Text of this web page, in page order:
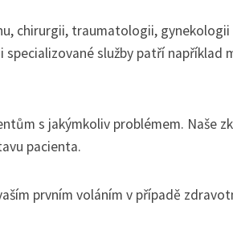
chirurgii, traumatologii,
služby patří například
s jakýmkoliv problémem. Naše
pacienta.
prvním voláním v případě